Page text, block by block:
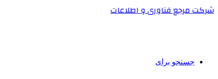
شرکت مرجع فناوری و اطلاعات
جستجو برای